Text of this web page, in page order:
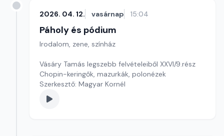
2026. 04. 12. vasárnap 15:04
Páholy és pódium
Irodalom, zene, színház
Vásáry Tamás legszebb felvételeiből XXVI/9.rész
Chopin-keringők, mazurkák, polonézek
Szerkesztő: Magyar Kornél